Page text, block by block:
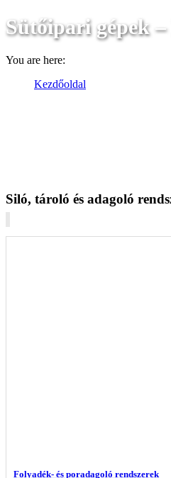
Sütőipari gépek –
You are here:
Kezdőoldal
Siló, tároló és adagoló
Folyadék- és poradagoló rendszerek